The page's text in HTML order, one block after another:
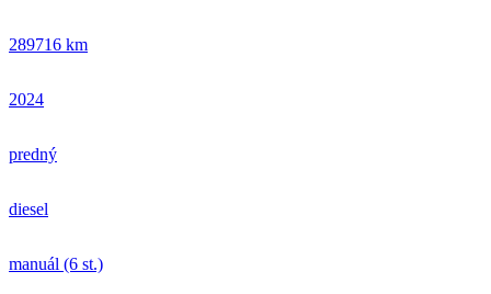
289716 km
2024
predný
diesel
manuál (6 st.)